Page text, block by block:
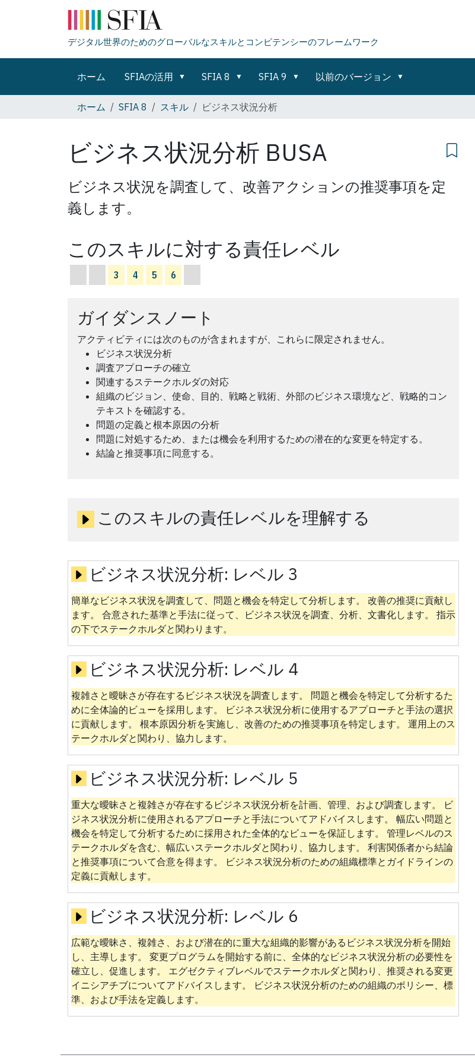
デジタル世界のためのグローバルなスキルとコンピテンシーのフレームワーク
ホーム SFIAの活用 SFIA 8 SFIA 9 以前のバージョン
ホーム SFIA 8 スキル ビジネス状況分析
ビジネス状況分析 BUSA
ビジネス状況を調査して、改善アクションの推奨事項を定
義します。
このスキルに対する責任レベル
3 4 5 6
ガイダンスノート
アクティビティには次のものが含まれますが、これらに限定されません。
ビジネス状況分析
調査アプローチの確立
関連するステークホルダの対応
組織のビジョン、使命、目的、戦略と戦術、外部のビジネス環境など、戦略的コン
テキストを確認する。
問題の定義と根本原因の分析
問題に対処するため、または機会を利用するための潜在的な変更を特定する。
結論と推奨事項に同意する。
このスキルの責任レベルを理解する
ビジネス状況分析: レベル 3
簡単なビジネス状況を調査して、問題と機会を特定して分析します。 改善の推奨に貢献し
ます。 合意された基準と手法に従って、ビジネス状況を調査、分析、文書化します。 指示
の下でステークホルダと関わります。
ビジネス状況分析: レベル 4
複雑さと曖昧さが存在するビジネス状況を調査します。 問題と機会を特定して分析するた
めに全体論的ビューを採用します。 ビジネス状況分析に使用するアプローチと手法の選択
に貢献します。 根本原因分析を実施し、改善のための推奨事項を特定します。 運用上のス
テークホルダと関わり、協力します。
ビジネス状況分析: レベル 5
重大な曖昧さと複雑さが存在するビジネス状況分析を計画、管理、および調査します。 ビ
ジネス状況分析に使用されるアプローチと手法についてアドバイスします。 幅広い問題と
機会を特定して分析するために採用された全体的なビューを保証します。 管理レベルのス
テークホルダを含む、幅広いステークホルダと関わり、協力します。 利害関係者から結論
と推奨事項について合意を得ます。 ビジネス状況分析のための組織標準とガイドラインの
定義に貢献します。
ビジネス状況分析: レベル 6
広範な曖昧さ、複雑さ、および潜在的に重大な組織的影響があるビジネス状況分析を開始
し、主導します。 変更プログラムを開始する前に、全体的なビジネス状況分析の必要性を
確立し、促進します。 エグゼクティブレベルでステークホルダと関わり、推奨される変更
イニシアチブについてアドバイスします。 ビジネス状況分析のための組織のポリシー、標
準、および手法を定義します。